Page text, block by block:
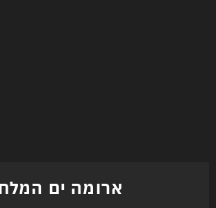
ארומה ים המלח